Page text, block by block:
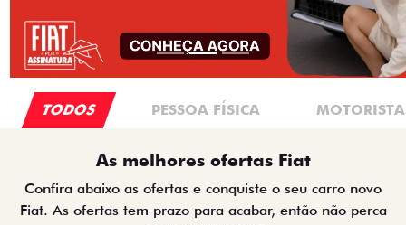
TODOS PESSOA FÍSICA
As melhores ofertas Fiat
Confira abaixo as ofertas e conquiste o seu carro novo
Fiat. As ofertas tem prazo para acabar, então não perca